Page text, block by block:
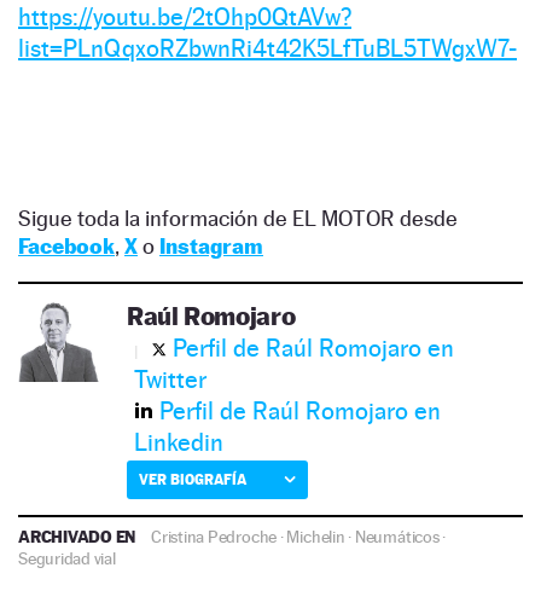
https://youtu.be/2tOhp0QtAVw?
list=PLnQqxoRZbwnRi4t42K5LfTuBL5TWgxW7-
Sigue toda la información de EL MOTOR desde
Facebook, Xo Instagram
Raúl Romojaro
Perfil de Raúl Romojaro en
Twitter
Perfil de Raúl Romojaro en
Linkedin
VER BIOGRAFÍA
ARCHIVADO EN Cristina Pedroche ·Michelin · Neumáticos·
Seguridad vial